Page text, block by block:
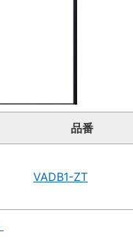
品番
VADB1-ZT